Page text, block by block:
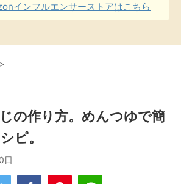
インフルエンサーストアはこちら
>
の作り方。めんつゆで簡
ピ。
日